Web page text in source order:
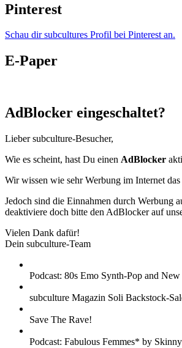
Pinterest
Schau dir subcultures Profil bei Pinterest an.
E-Paper
AdBlocker eingeschaltet?
Lieber subculture-Besucher,
Wie es scheint, hast Du einen AdBlocker
Wir wissen wie sehr Werbung im Internet
Jedoch sind die Einnahmen durch Werbung
deaktiviere doch bitte den AdBlocker auf
Vielen Dank dafür!
Dein subculture-Team
Podcast: 80s Emo Synth-Pop and
subculture Magazin Soli Backstock-
Save The Rave!
Podcast: Fabulous Femmes* by